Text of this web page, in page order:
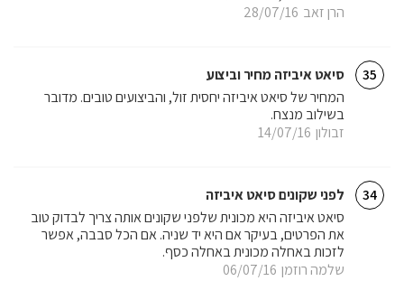
הרן זאב 28/07/16
35 סיאט איביזה מחיר וביצוע
זבולון 14/07/16
המחיר של סיאט איביזה יחסית זול, והביצועים טובים. מדובר
בשילוב מנצח.
34 לפני שקונים סיאט איביזה
שלמה רוזמן 06/07/16
סיאט איביזה היא מכונית שלפני שקונים אותה צריך לבדוק טוב
את הפרטים, בעיקר אם היא יד שניה. אם הכל סבבה, אפשר
לזכות באחלה מכונית באחלה כסף.